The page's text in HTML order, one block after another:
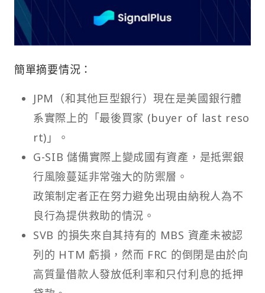
簡單摘要情況：
JPM（和其他巨型銀行）現在是美國銀行體
系實際上的「最後買家 (buyer of last reso
rt)」。
G-SIB 儲備實際上變成國有資產，是抵禦銀
行風險蔓延非常強大的防禦層。
政策制定者正在努力避免出現由納稅人為不
良行為提供救助的情況。
SVB 的損失來自其持有的 MBS 資產未被認
列的 HTM 虧損，然而 FRC 的倒閉是由於向
高質量借款人發放低利率和只付利息的抵押